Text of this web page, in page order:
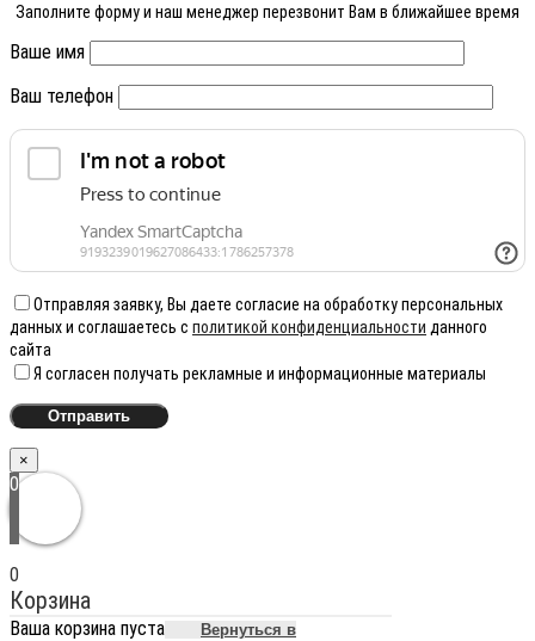
Заполните форму и наш менеджер перезвонит Вам в ближайшее время
Ваше имя
Ваш телефон
Отправляя заявку, Вы даете согласие на обработку персональных
данных и соглашаетесь с политикой конфиденциальности данного
сайта
Я согласен получать рекламные и информационные материалы
×
0
0
Корзина
Ваша корзина пуста
Вернуться в